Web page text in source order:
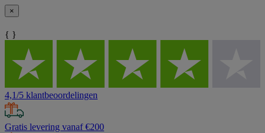
×
{ }
4,1/5 klantbeoordelingen
Gratis levering vanaf €200